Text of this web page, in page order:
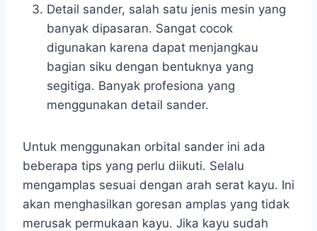
Detail sander, salah satu jenis mesin yang
banyak dipasaran. Sangat cocok
digunakan karena dapat menjangkau
bagian siku dengan bentuknya yang
segitiga. Banyak profesiona yang
menggunakan detail sander.
Untuk menggunakan orbital sander ini ada
beberapa tips yang perlu diikuti. Selalu
mengamplas sesuai dengan arah serat kayu. Ini
akan menghasilkan goresan amplas yang tidak
merusak permukaan kayu. Jika kayu sudah